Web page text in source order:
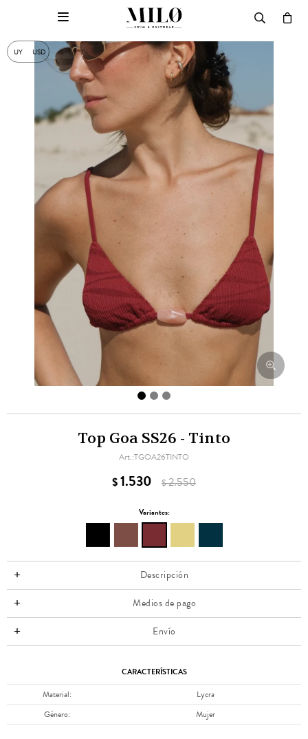
UY USD

Top Goa SS26 - Tinto
TGOA26TINTO
$1.530 $2.550
Variantes:
Descripción
Medios de pago
Envío
CARACTERÍSTICAS
Material
Lycra
Género
Mujer